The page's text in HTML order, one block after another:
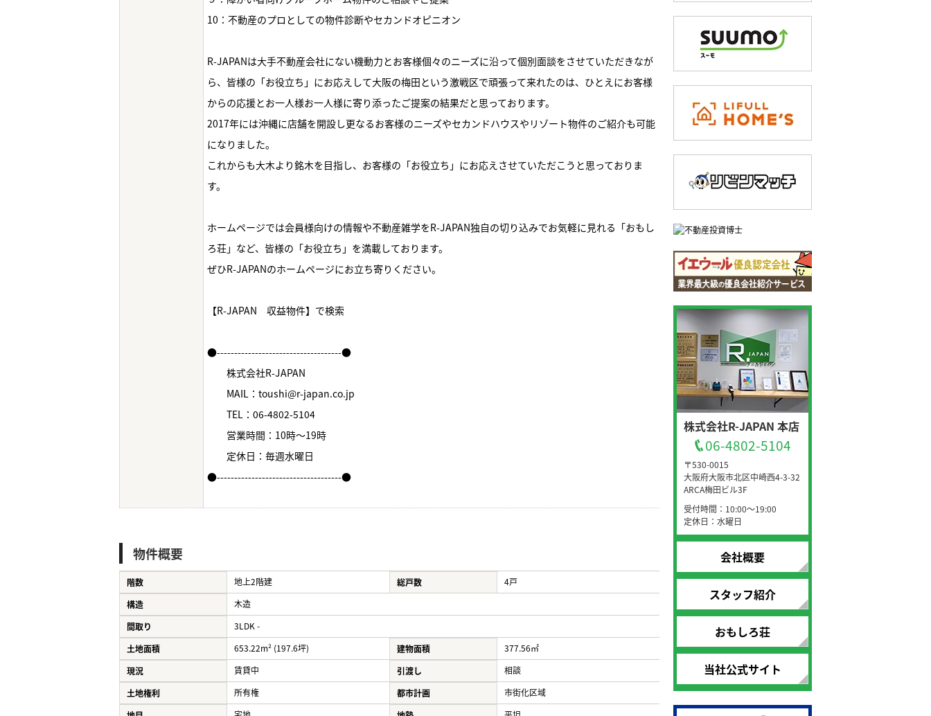
10：不動産のプロとしての物件診断やセカンドオピニオン
R-JAPANは大手不動産会社にない機動力とお客様個々のニーズに沿って個別面談をさせていただきなが
ら、皆様の「お役立ち」にお応えして大阪の梅田という激戦区で頑張って来れたのは、ひとえにお客様
からの応援とお一人様お一人様に寄り添ったご提案の結果だと思っております。
2017年には沖縄に店舗を開設し更なるお客様のニーズやセカンドハウスやリゾート物件のご紹介も可能
になりました。
これからも大木より銘木を目指し、お客様の「お役立ち」にお応えさせていただこうと思っておりま
す。
ホームページでは会員様向けの情報や不動産雑学をR-JAPAN独自の切り込みでお気軽に見れる「おもし
ろ荘」など、皆様の「お役立ち」を満載しております。
ぜひR-JAPANのホームページにお立ち寄りください。
【R-JAPAN 収益物件】で検索
●------------------------------------●
株式会社R-JAPAN
MAIL：toushi@r-japan.co.jp
TEL：06-4802-5104
営業時間：10時～19時
定休日：毎週水曜日
●------------------------------------●
物件概要
階数 地上2階建 総戸数
4戸
構造
木造
間取り
3LDK -
土地面積
653.22m² (197.6坪) 建物面積
377.56㎡
現況
賃貸中 引渡し
相談
土地権利
所有権 都市計画
市街化区域
株式会社R-JAPAN 本店
06-4802-5104
〒530-0015
大阪府大阪市北区中崎西4-3-32
ARCA梅田ビル3F
受付時間：10:00～19:00
定休日：水曜日
会社概要
スタッフ紹介
おもしろ荘
当社公式サイト